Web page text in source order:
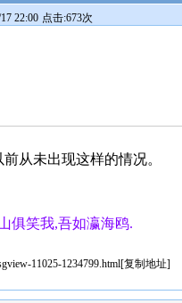
22:00 点击:673次
从未出现这样的情况。
俱笑我,吾如瀛海鸥.
11025-1234799.html[复制地址]